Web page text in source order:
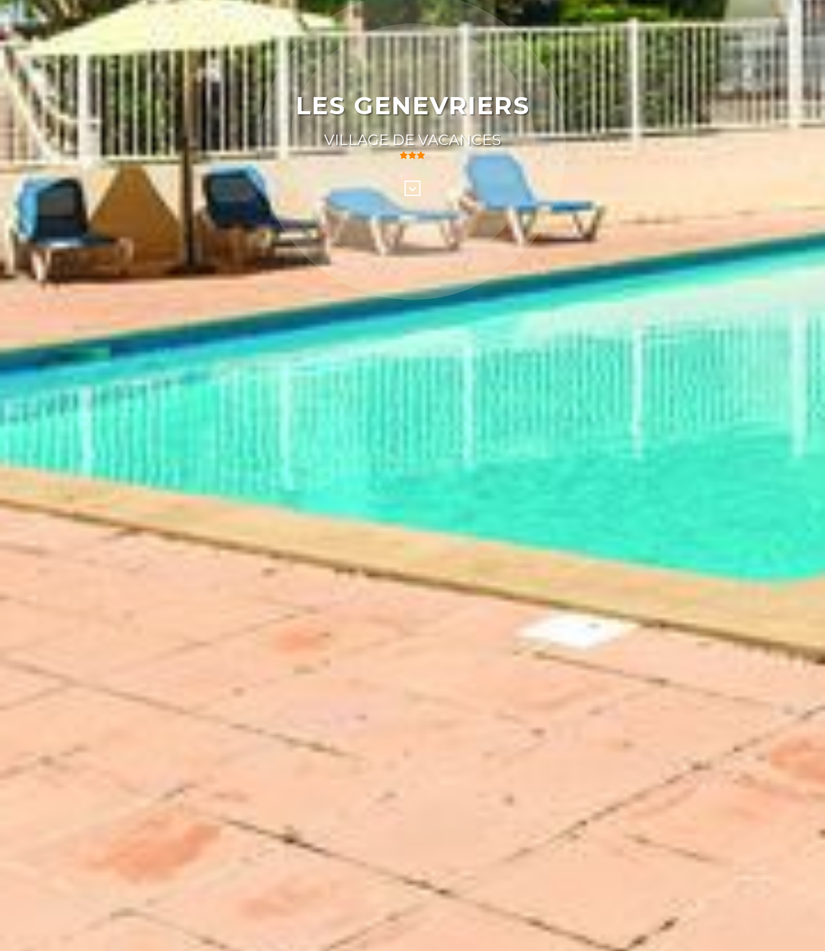
LES GENEVRIERS
VILLAGE DE VACANCES